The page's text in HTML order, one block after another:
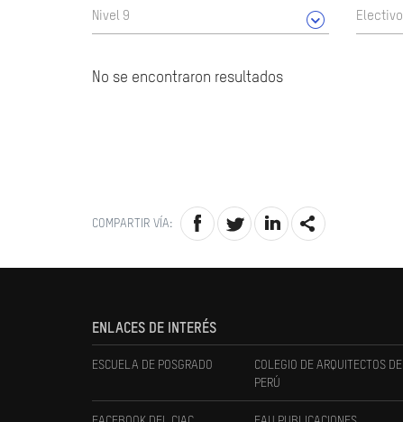
Nivel 9
No se encontraron resultados
COMPARTIR VÍA:
ENLACES DE INTERÉS
ESCUELA DE POSGRADO
COLEGIO DE ARQUITECTOS
PERÚ